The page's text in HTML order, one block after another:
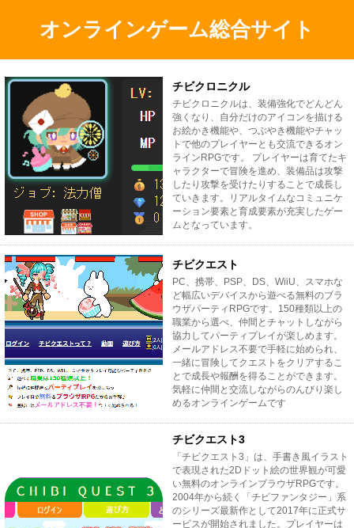
オンラインゲーム総合サイト
チビクロニクル
チビクロニクルは、装備強化でどんどん
強くなり、自分だけのアイコンを描ける
お絵かき機能や、つぶやき機能やチャッ
トで他のプレイヤーとも交流できるオン
ラインRPGです。 プレイヤーは育てたキ
ャラクターで冒険を進め、装備品は攻撃
したり攻撃を受けたりすることで成長し
ていきます。リアルタイムなコミュニケ
ーション要素と育成要素が充実したゲー
ムとなっています。
チビクエスト
PC、携帯、PSP、DS、WiiU、スマホな
ど幅広いデバイスから遊べる無料のブラ
ウザパーティRPGです。150種類以上の
職業から選べ、仲間とチャットしながら
協力してパーティプレイが楽しめます。
メールアドレス不要で手軽に始められ、
一緒に冒険してクエストをクリアするこ
とで成長や報酬を得ることができます。
気軽に仲間と交流しながらのんびり楽し
めるオンラインゲームです
チビクエスト3
「チビクエスト3」は、手書き風イラスト
で表現された2Dドット絵の世界観が可愛
い無料のオンラインブラウザRPGです。
2004年から続く「チビファンタジー」系
のシリーズ最新作として2017年に正式サ
ービスが開始されました。プレイヤーは